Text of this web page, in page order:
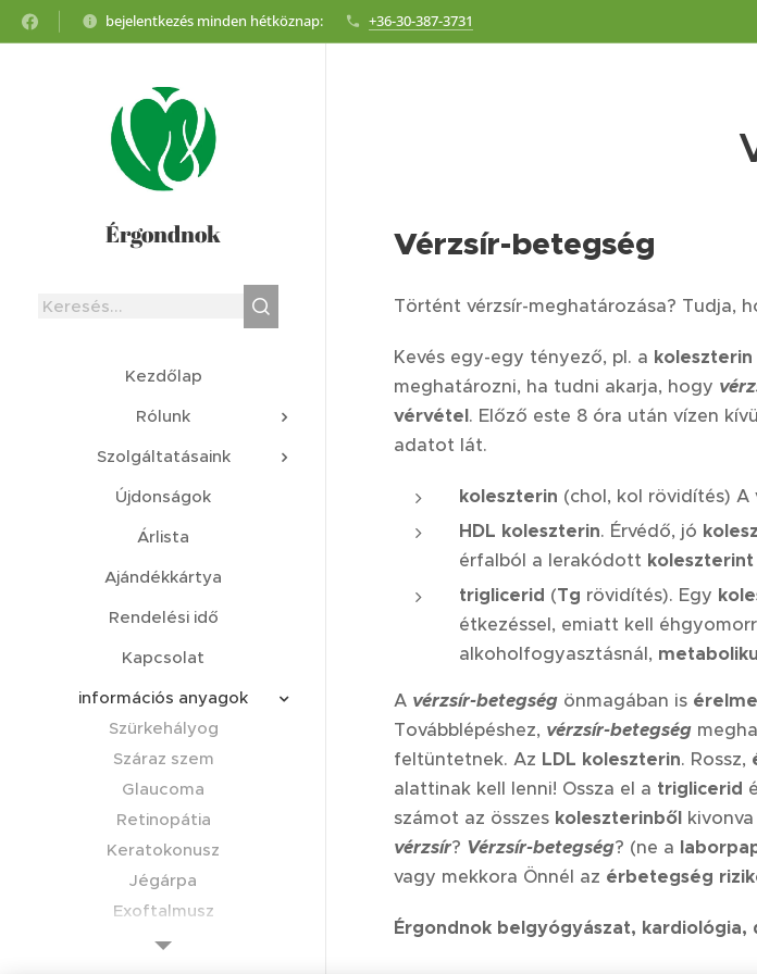
bejelentkezés minden hétköznap: +36-30-387-3731
Érgondnok
Kezdőlap
Rólunk
Szolgáltatásaink
Újdonságok
Árlista
Ajándékkártya
Rendelési idő
Kapcsolat
információs anyagok
Szürkehályog
Száraz szem
Glaucoma
Retinopátia
Keratokonusz
Jégárpa
Exoftalmusz
Kötőhártya bevérzés
Vérzsír-betegség
Történt vérzsír-meghatározása? Tudja,
Kevés egy-egy tényező, pl. a koleszterin
meghatározni, ha tudni akarja, hogy
vérvétel. Előző este 8 óra után vízen
adatot lát.
koleszterin (chol, kol rövidítés) A
HDL koleszterin. Érvédő, jó
érfalból a lerakódott koleszterint
triglicerid (Tg rövidítés). Egy
étkezéssel, emiatt kell
alkoholfogyasztásnál,
A vérzsír-betegség önmagában is
Továbblépéshez, vérzsír-betegség
feltüntetnek. Az LDL koleszterin. Rossz,
alattinak kell lenni! Ossza el a triglicerid
számot az összes koleszterinből
vérzsír? Vérzsír-betegség? (ne a
vagy mekkora Önnél az érbetegség
Érgondnok belgyógyászat,